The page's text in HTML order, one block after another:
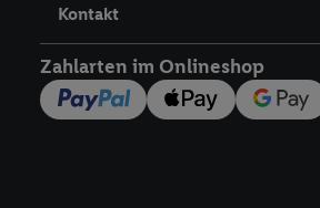
Kontakt
Zahlarten im Onlineshop